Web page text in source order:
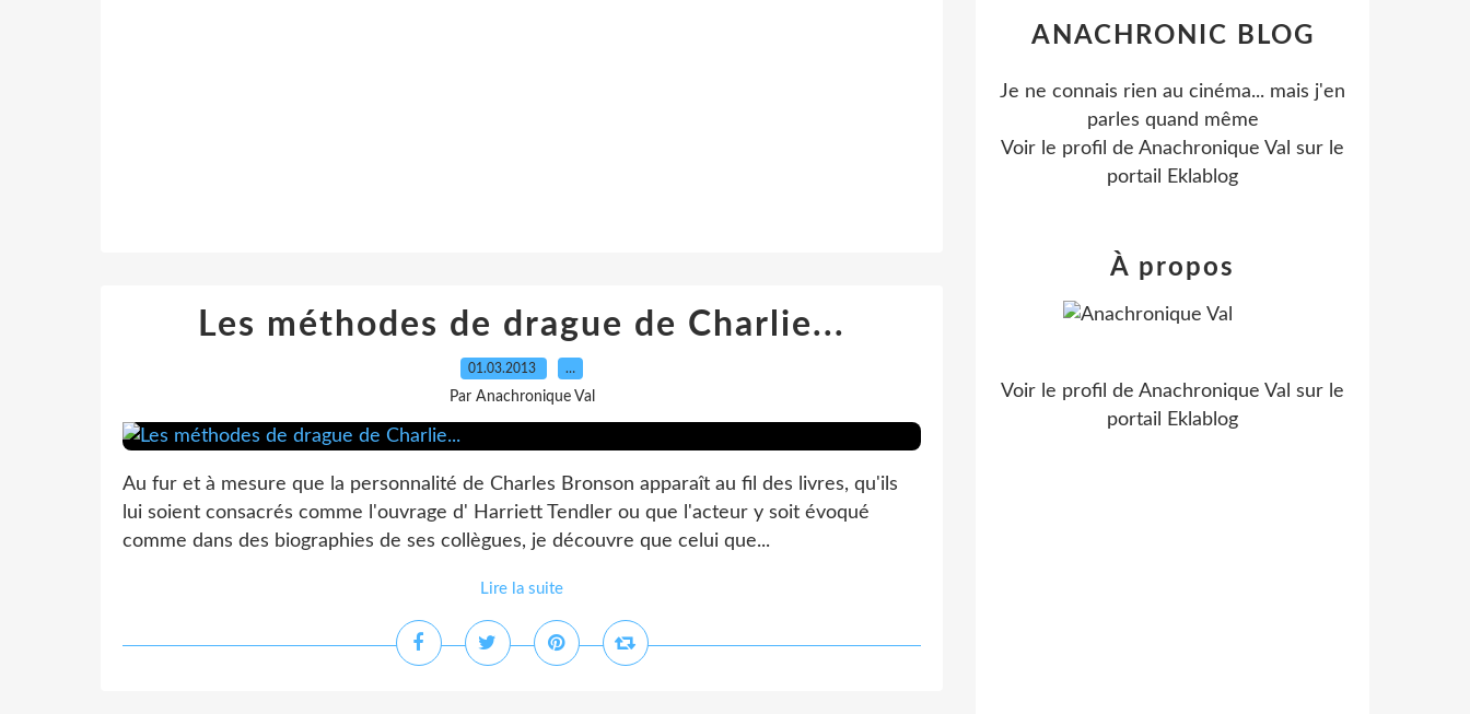
Les méthodes de drague de Charlie...
01.03.2013 …
Par Anachronique Val
Au fur et à mesure que la personnalité de Charles Bronson apparaît au fil des livres, qu'ils
lui soient consacrés comme l'ouvrage d' Harriett Tendler ou que l'acteur y soit évoqué
comme dans des biographies de ses collègues, je découvre que celui que...
Lire la suite
ANACHRONIC BLOG
Je ne connais rien au cinéma... mais j'en
parles quand même
Voir le profil de Anachronique Val sur le
portail Eklablog
À propos
Voir le profil de Anachronique Val sur le
portail Eklablog